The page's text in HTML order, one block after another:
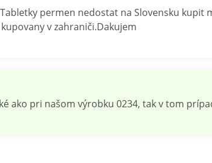
permen nedostat na Slovensku kupit
v zahraniči.Dakujem
ako pri našom výrobku 0234, tak v tom